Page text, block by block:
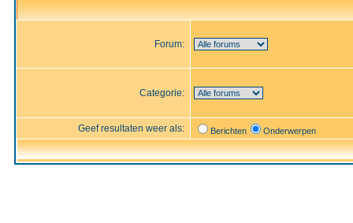
Forum:
Categorie:
Geef resultaten weer als: Berichten Onderwerpen